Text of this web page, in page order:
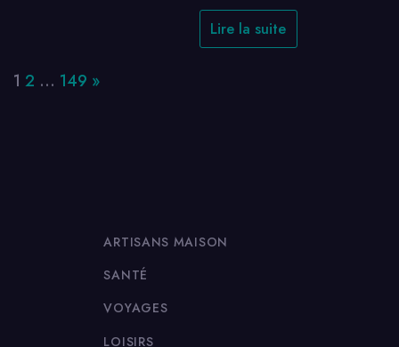
Lire la suite
Page:
1 2 … 149 Next
»
ARTISANS MAISON
SANTÉ
VOYAGES
LOISIRS